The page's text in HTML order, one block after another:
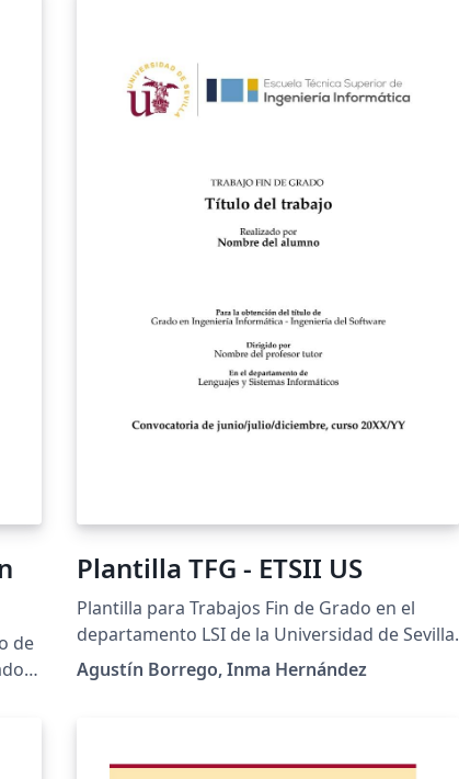
de
de
Plantilla TFG - ETSII US
Plantilla para Trabajos Fin de Grado en el
departamento LSI de la Universidad de Sevilla.
Agustín Borrego, Inma Hernández